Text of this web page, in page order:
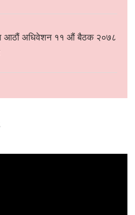
आठौं अधिवेशन ११ औं बैठक २०७८